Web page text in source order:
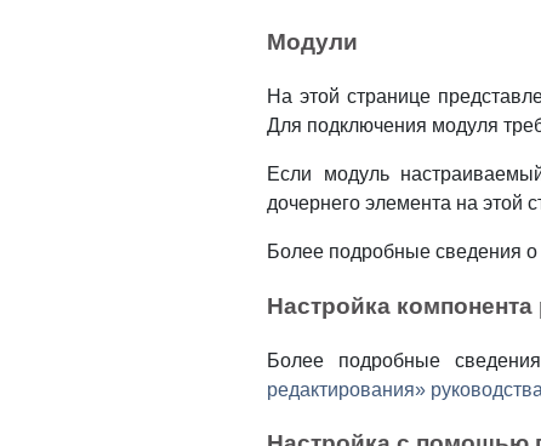
Модули
На этой странице
Для подключения модуля
Если модуль
дочернего элемента на этой
Более подробные сведения
Настройка
Более подробные
редактирования»